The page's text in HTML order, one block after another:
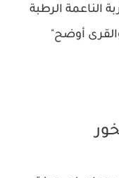
الناعمة الرطبة
أوضح"